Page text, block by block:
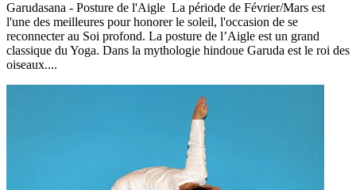
Garudasana - Posture de l'Aigle La période de Février/Mars est
l'une des meilleures pour honorer le soleil, l'occasion de se
reconnecter au Soi profond. La posture de l’Aigle est un grand
classique du Yoga. Dans la mythologie hindoue Garuda est le roi des
oiseaux....